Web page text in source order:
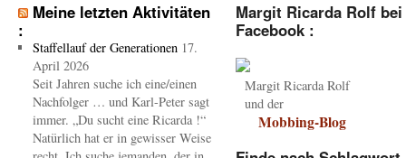
Meine letzten Aktivitäten
:
Staffellauf der Generationen 17.
April 2026
Seit Jahren suche ich eine/einen
Nachfolger … und Karl-Peter sagt
immer. „Du sucht eine Ricarda !“
Natürlich hat er in gewisser Weise
Margit Ricarda Rolf bei
Facebook :
Margit Ricarda Rolf
und der
Mobbing-Blog